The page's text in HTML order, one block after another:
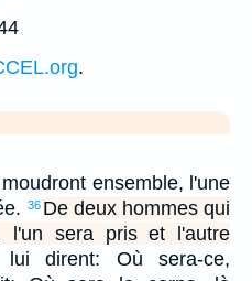
.
ensemble, l'une
36 De deux hommes qui
l'un sera pris et l'autre
lui dirent: Où sera-ce,